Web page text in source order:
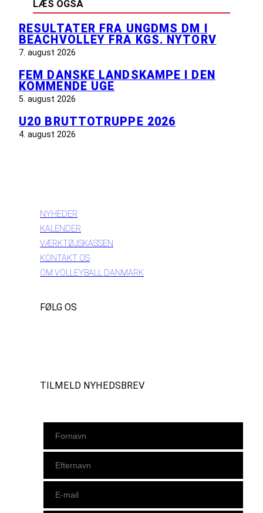
LÆS OGSÅ
RESULTATER FRA UNGDMS DM I
BEACHVOLLEY FRA KGS. NYTORV
7. august 2026
FEM DANSKE LANDSKAMPE I DEN
KOMMENDE UGE
5. august 2026
U20 BRUTTOTRUPPE 2026
4. august 2026
NYHEDER
KALENDER
VÆRKTØJSKASSEN
KONTAKT OS
OM VOLLEYBALL DANMARK
FØLG OS
TILMELD NYHEDSBREV